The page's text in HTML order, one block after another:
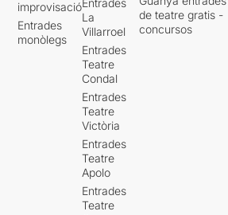
improvisació
Entrades
monòlegs
Entrades
La
Villarroel
Entrades
Teatre
Condal
Entrades
Teatre
Victòria
Entrades
Teatre
Apolo
Entrades
Teatre
de teatre gratis -
concursos